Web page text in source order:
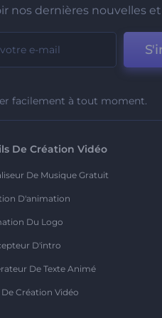
nos dernières nouvelles et
facilement à tout moment.
De Création Vidéo
De Musique Gratuit
D'animation
Du Logo
D'intro
De Texte Animé
Création Vidéo